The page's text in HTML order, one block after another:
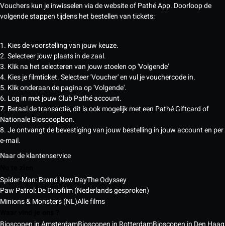
Vouchers kun je inwisselen via de website of Pathé App. Doorloop de
volgende stappen tijdens het bestellen van tickets:
1. Kies de voorstelling van jouw keuze.
2. Selecteer jouw plaats in de zaal.
3. Klik na het selecteren van jouw stoelen op 'Volgende'
4. Kies je filmticket. Selecteer 'Voucher' en vul je vouchercode in.
5. Klik onderaan de pagina op 'Volgende'.
6. Log in met jouw Club Pathé account.
7. Betaal de transactie, dit is ook mogelijk met een Pathé Giftcard of
Nationale Bioscoopbon.
8. Je ontvangt de bevestiging van jouw bestelling in jouw account en per
e-mail.
Naar de klantenservice
Spider-Man: Brand New DayThe Odyssey
Paw Patrol: De Dinofilm (Nederlands gesproken)
Minions & Monsters (NL)Alle films